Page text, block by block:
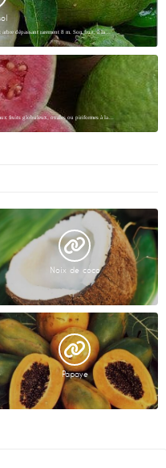
dépassant rarement 8 m. Son fruit, à la…
fruits globuleux, ovales ou piriformes à la…
Noix de coco
Papaye